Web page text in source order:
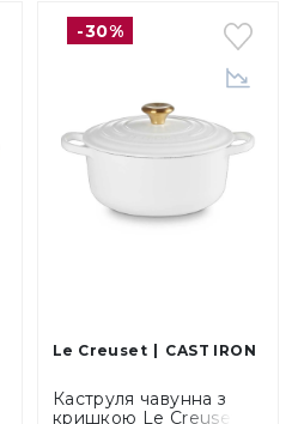
-30%
Le Creuset CAST IRON
Каструля чавунна з
кришкою Le Creuset